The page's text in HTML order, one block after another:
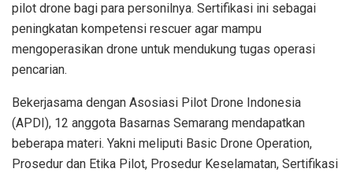
pilot drone bagi para personilnya. Sertifikasi ini sebagai
peningkatan kompetensi rescuer agar mampu
mengoperasikan drone untuk mendukung tugas operasi
pencarian.
Bekerjasama dengan Asosiasi Pilot Drone Indonesia
(APDI), 12 anggota Basarnas Semarang mendapatkan
beberapa materi. Yakni meliputi Basic Drone Operation,
Prosedur dan Etika Pilot, Prosedur Keselamatan, Sertifikasi